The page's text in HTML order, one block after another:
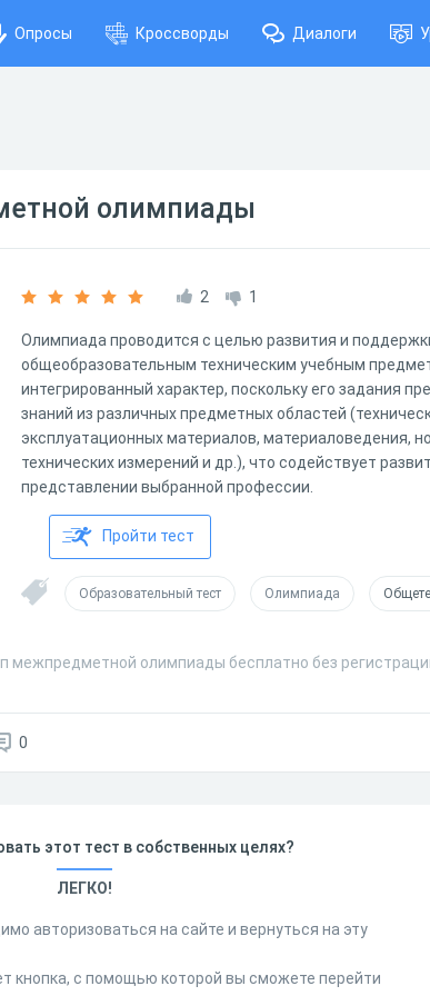
Опросы Кроссворды Диалоги
олимпиады
2 1
Олимпиада проводится с целью развития и
общеобразовательным техническим учебным
интегрированный характер, поскольку его задания
знаний из различных предметных областей
эксплуатационных материалов, материаловедения,
технических измерений и др.), что содействует
представлении выбранной профессии.
Пройти тест
Образовательный тест Олимпиада
межпредметной олимпиады бесплатно без
0
этот тест в собственных целях?
ЛЕГКО!
авторизоваться на сайте и вернуться на эту
кнопка, с помощью которой вы сможете перейти